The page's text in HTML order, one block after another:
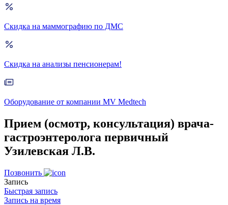
Скидка на маммографию по ДМС
Скидка на анализы пенсионерам!
Оборудование от компании MV Medtech
Прием (осмотр, консультация) врача-
гастроэнтеролога первичный
Узилевская Л.В.
Позвонить
Запись
Быстрая запись
Запись на время